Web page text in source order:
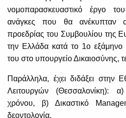
νομοπαρασκευαστικό έργο
ανάγκες που θα ανέκυπταν
προεδρίας του Συμβουλίου
την Ελλάδα κατά το 1ο
του στο υπουργείο Δικαιοσύνης,
Παράλληλα, έχει διδάξει στην
Λειτουργών (Θεσσαλονίκη): α)
χρόνου, β) Δικαστικό
δεοντολογία.